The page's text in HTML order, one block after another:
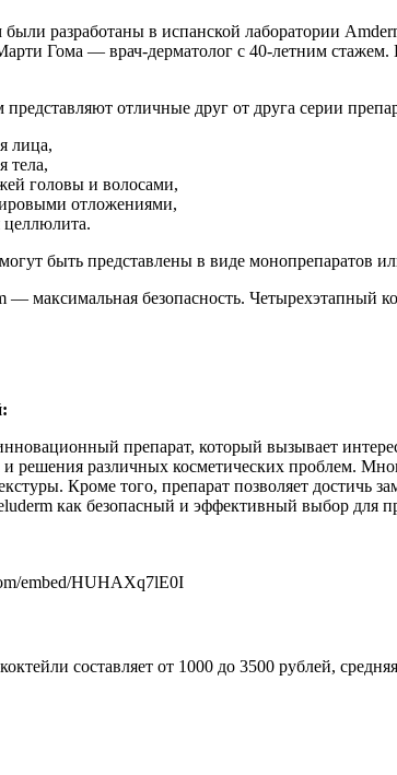
разработаны в испанской лаборатории
Гома — врач-дерматолог с 40-летним
отличные друг от друга серии
лица,
тела,
головы и волосами,
отложениями,
целлюлита.
быть представлены в виде монопрепаратов
— максимальная безопасность. Четырехэтапный
препарат, который вызывает
и решения различных косметических проблем.
Кроме того, препарат позволяет достичь
как безопасный и эффективный выбор для
embed/HUHAXq7lE0I
составляет от 1000 до 3500 рублей,